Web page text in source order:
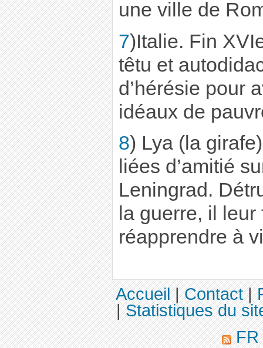
une ville de
7)Italie. Fin
têtu et
d’hérésie pour
idéaux de
8) Lya (la
liées d’amitié
Leningrad.
la guerre, il
réapprendre à
Accueil|Contact|
|Statistiques du
FR